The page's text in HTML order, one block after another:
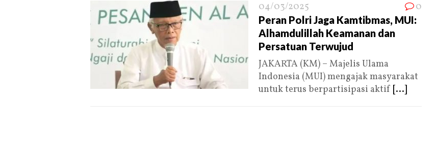
04/03/2025 0
Peran Polri Jaga Kamtibmas, MUI:
Alhamdulillah Keamanan dan
Persatuan Terwujud
JAKARTA (KM) – Majelis Ulama
Indonesia (MUI) mengajak masyarakat
untuk terus berpartisipasi aktif [...]